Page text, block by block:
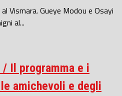
Vismara. Gueye Modou e Osayi
al...
Il programma e i
amichevoli e degli